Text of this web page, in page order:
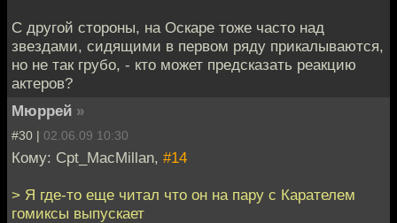
С другой стороны, на Оскаре тоже часто над
звездами, сидящими в первом ряду прикалываются,
но не так грубо, - кто может предсказать реакцию
актеров?
Мюррей »
#30 | 02.06.09 10:30
Кому: Cpt_MacMillan, #14
> Я где-то еще читал что он на пару с Карателем
гомиксы выпускает